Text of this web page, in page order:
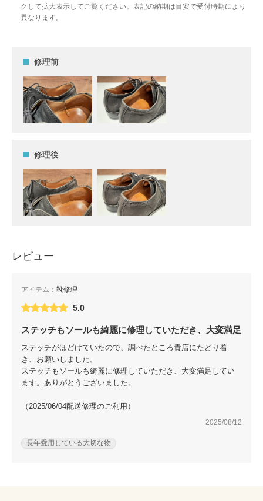
クして拡大表示してご覧ください。表記の納期は目安で受付時期により
異なります。
修理前
修理後
レビュー
アイテム： 靴修理
5.0
ステッチもソールも綺麗に修理していただき、大変満足
ステッチがほどけていたので、調べたところ貴店にたどり着
き、お願いしました。
ステッチもソールも綺麗に修理していただき、大変満足してい
ます。ありがとうございました。
（2025/06/04配送修理のご利用）
2025/08/12
長年愛用している大切な物